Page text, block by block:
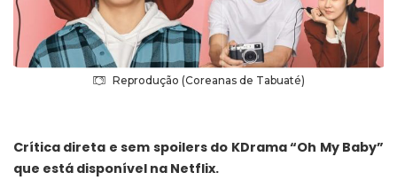
Reprodução (Coreanas de Tabuaté)
Crítica direta e sem spoilers do KDrama “Oh My Baby”
que está disponível na Netflix.